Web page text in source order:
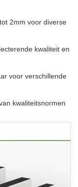
2mm voor diverse
kwaliteit en
voor verschillende
kwaliteitsnormen